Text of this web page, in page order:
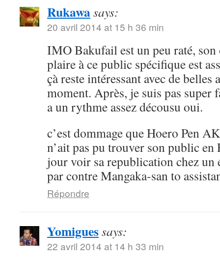
Rukawasays:
20 avril 2014 at 15 h 36 min
IMO Bakufail est un peu raté,
plaire à ce public spécifique est
çà reste intéressant avec de belles
moment. Après, je suis pas super
a un rythme assez décousu oui.
c’est dommage que Hoero Pen
n’ait pas pu trouver son public en
jour voir sa republication chez un
par contre Mangaka-san to
Répondre
Yomiguessays:
22 avril 2014 at 14 h 33 min